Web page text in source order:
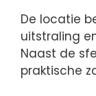
De locatie
uitstraling
Naast de
praktische